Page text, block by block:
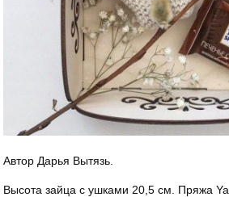
Автор Дарья Вытязь.
Высота зайца с ушками 20,5 см. Пряжа